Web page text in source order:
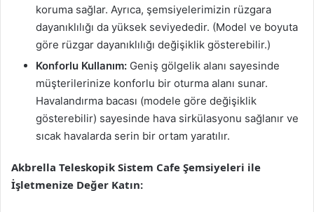
koruma sağlar. Ayrıca, şemsiyelerimizin rüzgara
dayanıklılığı da yüksek seviyededir. (Model ve boyuta
göre rüzgar dayanıklılığı değişiklik gösterebilir.)
Konforlu Kullanım: Geniş gölgelik alanı sayesinde
müşterilerinize konforlu bir oturma alanı sunar.
Havalandırma bacası (modele göre değişiklik
gösterebilir) sayesinde hava sirkülasyonu sağlanır ve
sıcak havalarda serin bir ortam yaratılır.
Akbrella Teleskopik Sistem Cafe Şemsiyeleri ile
İşletmenize Değer Katın: